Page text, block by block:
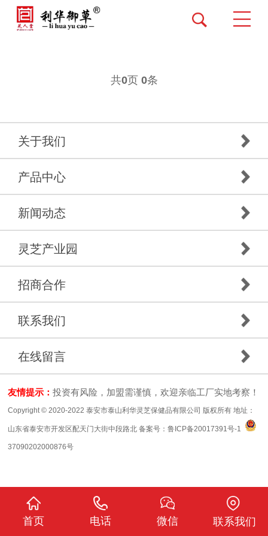
共0页 0条
关于我们
产品中心
新闻动态
灵芝产业园
招商合作
联系我们
在线留言
友情提示：投资有风险，加盟需谨慎，欢迎亲临工厂实地考察！
Copyright © 2020-2022 泰安市泰山利华灵芝保健品有限公司 版权所有 地址：
山东省泰安市开发区配天门大街中段路北 备案号：鲁ICP备20017391号-1
37090202000876号
首页 电话 微信 联系我们